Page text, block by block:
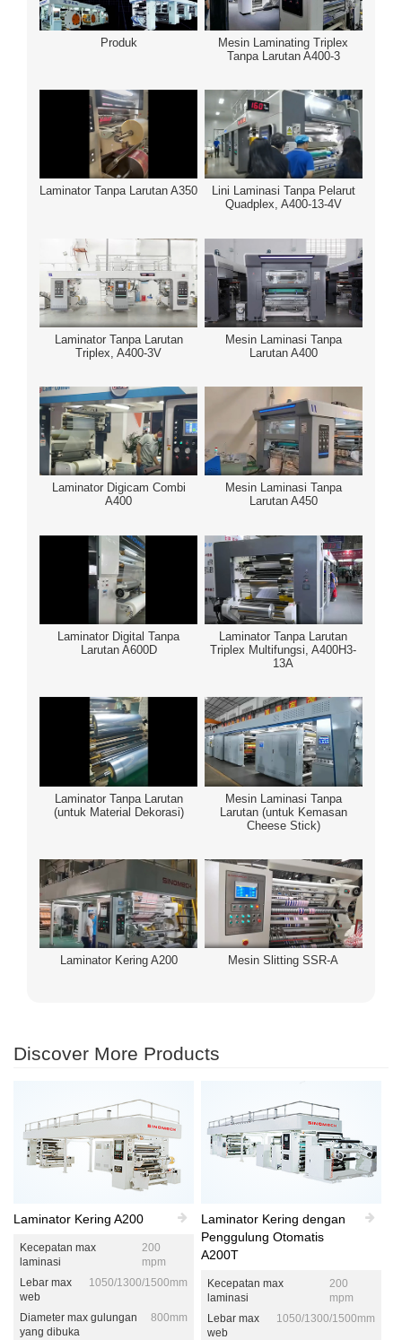
Produk
Mesin Laminating Triplex
Tanpa Larutan A400-3
Laminator Tanpa Larutan A350
Lini Laminasi Tanpa Pelarut
Quadplex, A400-13-4V
Laminator Tanpa Larutan
Triplex, A400-3V
Mesin Laminasi Tanpa
Larutan A400
Laminator Digicam Combi
A400
Mesin Laminasi Tanpa
Larutan A450
Laminator Digital Tanpa
Larutan A600D
Laminator Tanpa Larutan
Triplex Multifungsi, A400H3-
13A
Laminator Tanpa Larutan
(untuk Material Dekorasi)
Mesin Laminasi Tanpa
Larutan (untuk Kemasan
Cheese Stick)
Laminator Kering A200 Mesin Slitting SSR-A
Discover More Products
Laminator Kering A200
Kecepatan max
laminasi
200
mpm
Lebar max
web
1050/1300/1500mm
Diameter max gulungan
yang dibuka
800mm
Laminator Kering dengan
Penggulung Otomatis
A200T
Kecepatan max
laminasi
200
mpm
Lebar max
web
1050/1300/1500mm